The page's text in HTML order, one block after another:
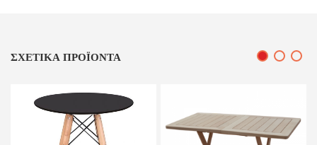
ΣΧΕΤΙΚΆ ΠΡΟΪΌΝΤΑ